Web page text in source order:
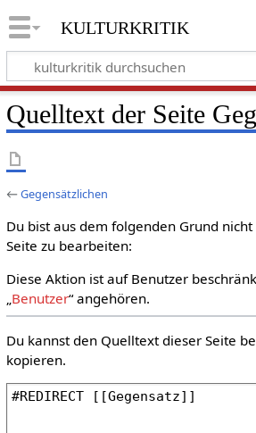
kulturkritik
Quelltext der Seite
←Gegensätzlichen
Du bist aus dem folgenden Grund
Seite zu bearbeiten:
Diese Aktion ist auf Benutzer
„Benutzer“ angehören.
Du kannst den Quelltext dieser Seite
kopieren.